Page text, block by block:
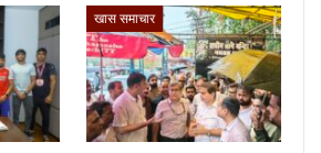
खास समाचार